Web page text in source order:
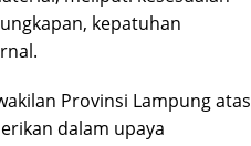
kepatuhan
Provinsi Lampung atas
dalam upaya